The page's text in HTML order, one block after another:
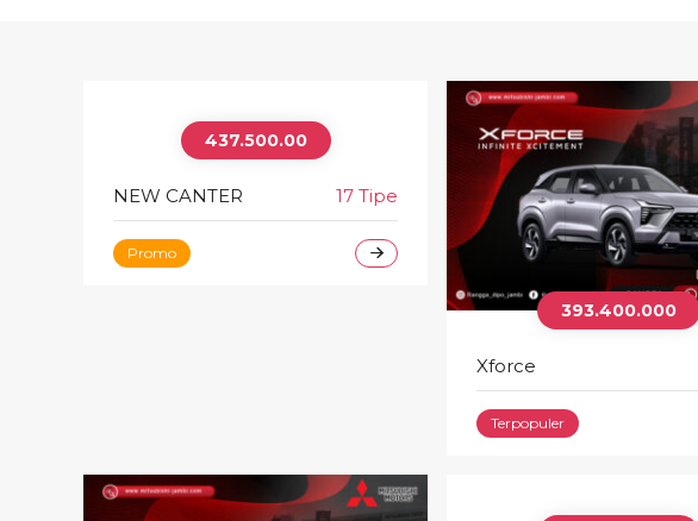
437.500.00
NEW CANTER 17 Tipe
Promo
393.400.000
Xforce
Terpopuler